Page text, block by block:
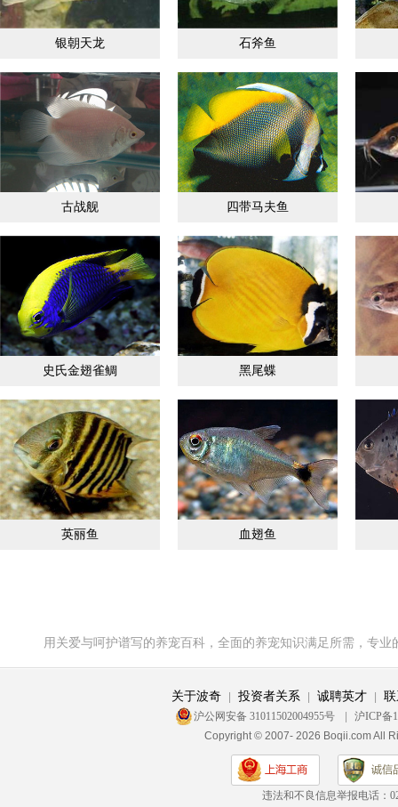
银朝天龙 石斧鱼
古战舰 四带马夫鱼
史氏金翅雀鲷 黑尾蝶
英丽鱼 血翅鱼
用关爱与呵护谱写的养宠百科，全面的养宠知识满足所需，专
关于波奇 投资者关系 诚聘英才
沪公网安备 31011502004955号
沪ICP备
Copyright © 2007- 2026 Boqii.com All
违法和不良信息举报电话：